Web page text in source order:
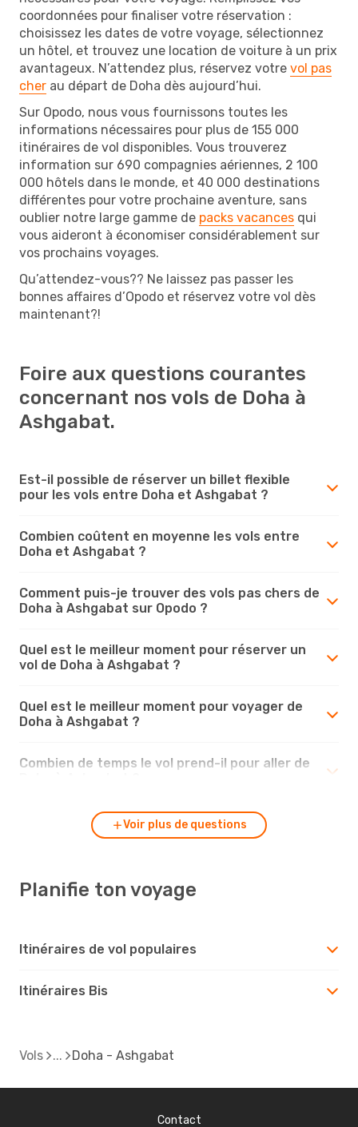
coordonnées pour finaliser votre réservation :
choisissez les dates de votre voyage, sélectionnez
un hôtel, et trouvez une location de voiture à un prix
avantageux. N’attendez plus, réservez votre vol pas
cher au départ de Doha dès aujourd’hui.
Sur Opodo, nous vous fournissons toutes les
informations nécessaires pour plus de 155 000
itinéraires de vol disponibles. Vous trouverez
information sur 690 compagnies aériennes, 2 100
000 hôtels dans le monde, et 40 000 destinations
différentes pour votre prochaine aventure, sans
oublier notre large gamme de packs vacances qui
vous aideront à économiser considérablement sur
vos prochains voyages.
Qu’attendez-vous?? Ne laissez pas passer les
bonnes affaires d’Opodo et réservez votre vol dès
maintenant?!
Foire aux questions courantes
concernant nos vols de Doha à
Ashgabat.
Est-il possible de réserver un billet flexible
pour les vols entre Doha et Ashgabat ?
Combien coûtent en moyenne les vols entre
Doha et Ashgabat ?
Comment puis-je trouver des vols pas chers de
Doha à Ashgabat sur Opodo ?
Quel est le meilleur moment pour réserver un
vol de Doha à Ashgabat ?
Quel est le meilleur moment pour voyager de
Doha à Ashgabat ?
Combien de temps le vol prend-il pour aller de
Voir plus de questions
Planifie ton voyage
Itinéraires de vol populaires
Itinéraires Bis
Vols Doha - Ashgabat
Contact